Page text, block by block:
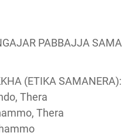
PABBAJJA
(ETIKA SAMANERA):
Thera
Thera